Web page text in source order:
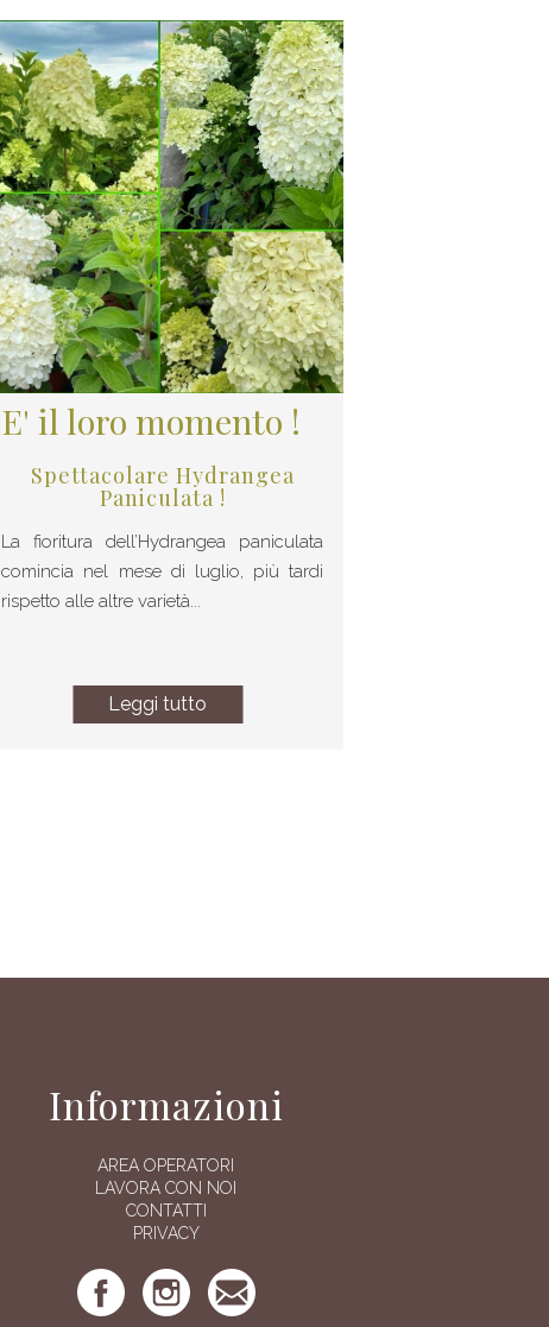
E' il loro momento !
Spettacolare Hydrangea
Paniculata !
La fioritura dell’Hydrangea paniculata
comincia nel mese di luglio, più tardi
rispetto alle altre varietà...
Leggi tutto
Informazioni
AREA OPERATORI
LAVORA CON NOI
CONTATTI
PRIVACY